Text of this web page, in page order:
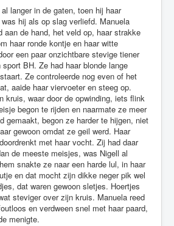
langer in de gaten, toen hij haar
hij als op slag verliefd. Manuela
aan de hand, het veld op, haar strakke
haar ronde kontje en haar witte
een paar onzichtbare stevige tiener
BH. Ze had haar blonde lange
Ze controleerde nog even of het
aaide haar viervoeter en steeg op.
kruis, waar door de opwinding, iets flink
begon te rijden en naarmate ze meer
gemaakt, begon ze harder te hijgen, niet
gewoon omdat ze geil werd. Haar
met haar vocht. Zij had daar
de meeste meisjes, was Nigell al
snakte ze naar een harde lul, in haar
en dat mocht zijn dikke neger pik wel
dat waren gewoon sletjes. Hoertjes
steviger over zijn kruis. Manuela reed
en verdween snel met haar paard,
menigte.